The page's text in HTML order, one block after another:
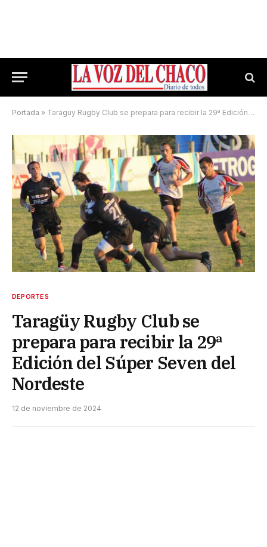
Portada » Taragüy Rugby Club se prepara para recibir la 29ª Edición del Súper Seven del Nordeste
DEPORTES
Taragüy Rugby Club se
prepara para recibir la 29ª
Edición del Súper Seven del
Nordeste
12 de noviembre de 2024